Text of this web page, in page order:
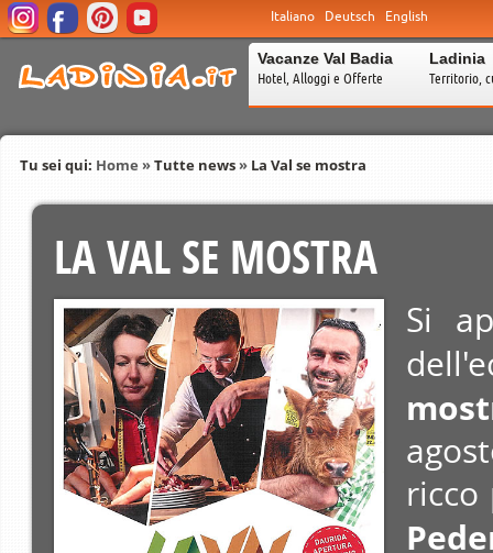
Italiano Deutsch English
Vacanze Val Badia
Hotel, Alloggi e Offerte
Ladinia
Territorio,
Tu sei qui: Home»Tutte news» La Val se mostra
LA VAL SE MOSTRA
Si
ricco